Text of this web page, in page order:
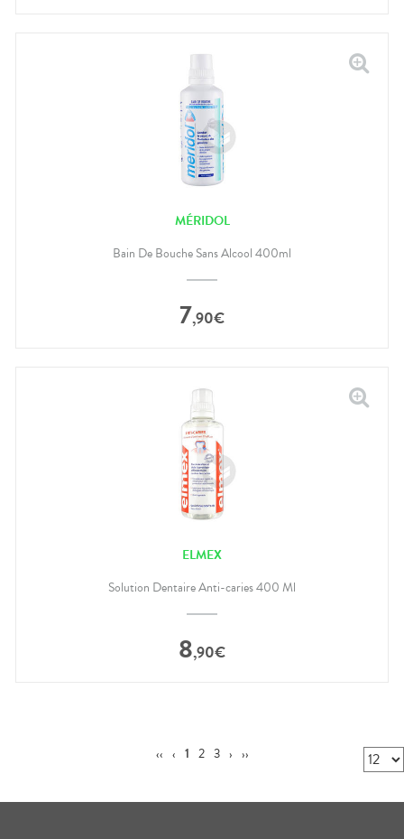
MÉRIDOL
Bain De Bouche Sans Alcool 400ml
7,90€
ELMEX
Solution Dentaire Anti-caries 400 Ml
8,90€
‹‹ ‹ 1 2 3 › ››